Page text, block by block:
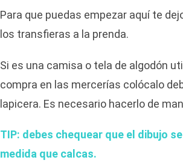
Para que puedas empezar aquí te
los transfieras a la prenda.
Si es una camisa o tela de algodón
compra en las mercerías colócalo
lapicera. Es necesario hacerlo de
TIP: debes chequear que el dibujo
medida que calcas.